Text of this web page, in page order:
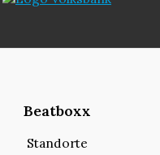
Beatboxx
Standorte